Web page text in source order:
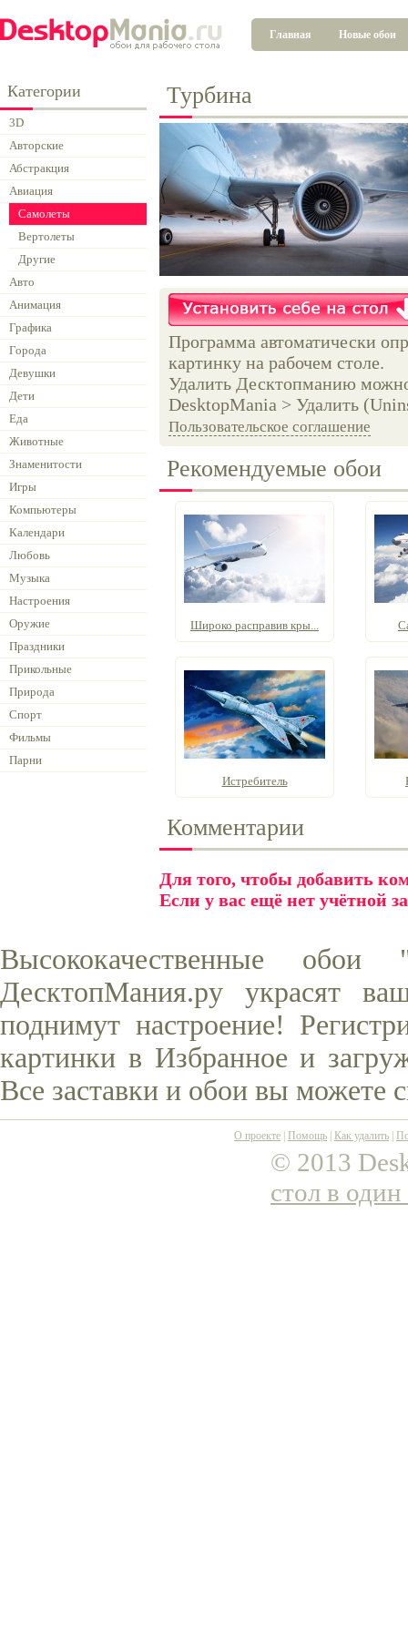
Главная Новые обои
Категории
3D
Авторские
Абстракция
Авиация
Самолеты
Вертолеты
Другие
Авто
Анимация
Графика
Города
Девушки
Дети
Еда
Животные
Знаменитости
Игры
Компьютеры
Календари
Любовь
Музыка
Настроения
Оружие
Праздники
Прикольные
Природа
Спорт
Фильмы
Парни
Турбина
Программа автоматически
картинку на рабочем столе.
Удалить Десктопманию
DesktopMania > Удалить
Пользовательское соглашение
Рекомендуемые обои
Широко расправив кры...
Истребитель
Комментарии
Для того, чтобы добавить
Если у вас ещё нет учётной
Высококачественные
ДесктопМания.ру украсят
поднимут настроение!
картинки в Избранное и
Все заставки и обои вы можете
О проекте Помощь Как удалить
© 2013
стол в